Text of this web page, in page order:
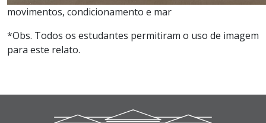
movimentos, condicionamento e mar
*Obs. Todos os estudantes permitiram o uso de imagem
para este relato.